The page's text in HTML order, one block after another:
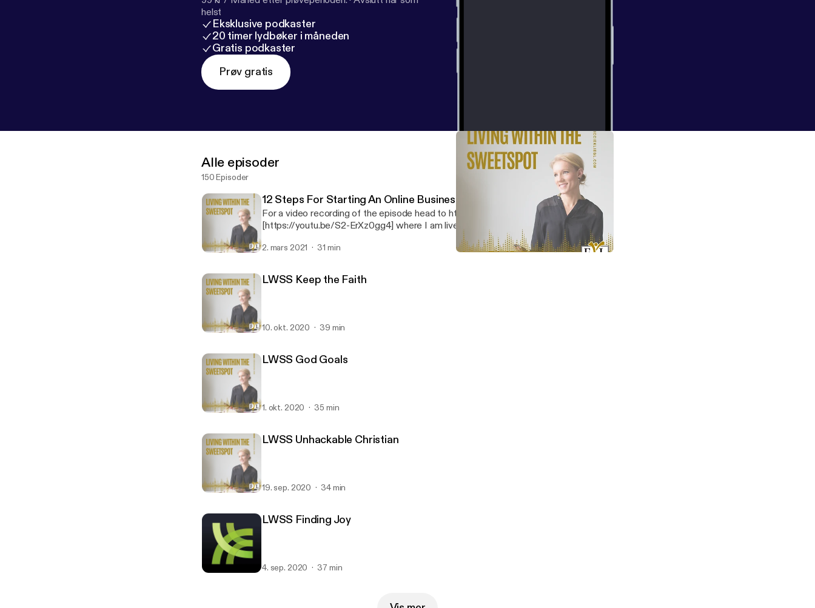
helst
Eksklusive podkaster
20 timer lydbøker i måneden
Gratis podkaster
Prøv gratis
Alle episoder
150 Episoder
12 Steps For Starting An Online Business
For a video recording of the episode head to https://youtu.be/S2-ErXz0gg4
[https://youtu.be/S2-ErXz0gg4] where I am live doing this training and offering free
2. mars 2021 31 min
LWSS Keep the Faith
10. okt. 2020 39 min
LWSS God Goals
1. okt. 2020 35 min
LWSS Unhackable Christian
19. sep. 2020 34 min
LWSS Finding Joy
4. sep. 2020 37 min